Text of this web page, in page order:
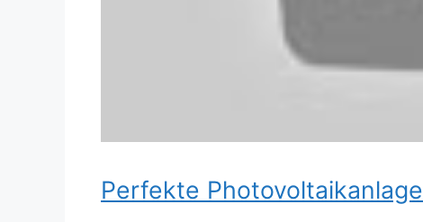
Perfekte Photovoltaikanlage